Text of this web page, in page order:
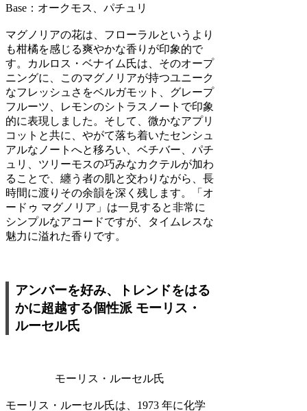
Base：オークモス、パチュリ
マグノリアの花は、フローラルというより
も柑橘を感じる爽やかな香りが印象的で
す。カルロス・ベナイム氏は、そのオープ
ニングに、このマグノリアが持つユニーク
なフレッシュさをベルガモット、グレープ
フルーツ、レモンのシトラスノートで印象
的に表現しました。そして、微かなアプリ
コットと共に、やがて落ち着いたセンシュ
アルなノートへと移ろい、ベチバー、パチ
ュリ、ツリーモスの巧みなカクテルが加わ
ることで、纏う者の肌と交わりながら、長
時間に渡りその余韻を深く残します。「オ
ードゥ マグノリア」は一見すると非常に
シンプルなアコードですが、タイムレスな
魅力に溢れた香りです。
アンバーを好み、トレンドをはる
かに超越する個性派 モーリス・
ルーセル氏
モーリス・ルーセル氏
モーリス・ルーセル氏は、1973 年に化学